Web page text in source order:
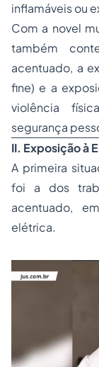
inflamáveis ou
Com a novel
também
acentuado, a
fine) e a
violência
segurança
II. Exposição à
A primeira
foi a dos
acentuado,
elétrica.